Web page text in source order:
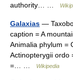
authority… …
Galaxias —
caption = A
Animalia phylum =
Actinopterygii ordo
=… …
Wikipedia